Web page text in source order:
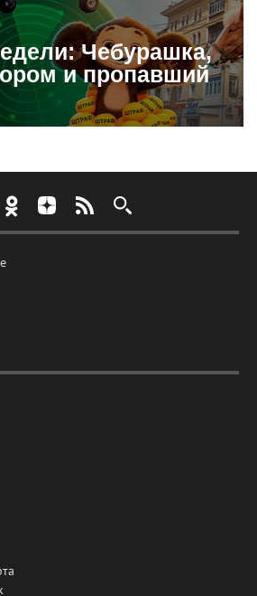
Чебурашка,
и пропавший